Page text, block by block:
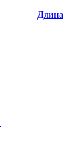
Длина